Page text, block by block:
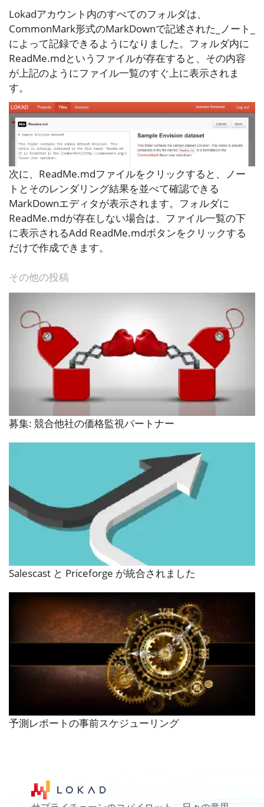
Lokadアカウント内のすべてのフォルダは、
CommonMark形式のMarkDownで記述された_ノート_
によって記録できるようになりました。フォルダ内に
ReadMe.mdというファイルが存在すると、その内容
が上記のようにファイル一覧のすぐ上に表示されま
す。
次に、 ReadMe.mdファイルをクリックすると、ノー
トとそのレンダリング結果を並べて確認できる
MarkDownエディタが表示されます。フォルダに
ReadMe.mdが存在しない場合は、ファイル一覧の下
に表示されるAdd ReadMe.mdボタンをクリックする
だけで作成できます。
その他の投稿
募集: 競合他社の価格監視パートナー
Salescast と Priceforge が統合されました
予測レポートの事前スケジューリング